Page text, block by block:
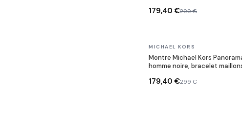
179,40 €299 €
En stock
MICHAEL KORS
Montre Michael Kors
homme noire, bracelet
179,40 €299 €